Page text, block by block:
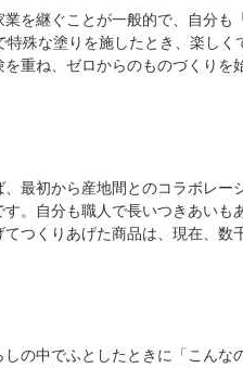
を継ぐことが一般的で、自分
殊な塗りを施したとき、楽し
重ね、ゼロからのものづくりを
最初から産地間とのコラボレ
。自分も職人で長いつきあい
つくりあげた商品は、現在、数
の中でふとしたときに「こん